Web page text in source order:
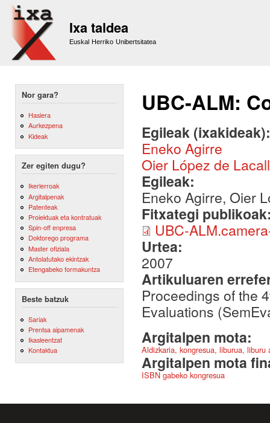
Ixa taldea
Euskal Herriko Unibertsitatea
Nor gara?
Hasiera
Aurkezpena
Kideak
Zer egiten dugu?
Ikerlerroak
Argitalpenak
Patenteak
Proiektuak eta kontratuak
Spin-off enpresa
Doktorego programa
Master ofiziala
Antolatutako ekintzak
Etengabeko formakuntza
Beste batzuk
Sariak
Prentsa aipamenak
Ikasleentzat
Kontaktua
UBC-ALM:
Egileak
Eneko Agirre
Oier López de
Egileak:
Eneko Agirre, Oier
Fitxategi
UBC-
Urtea:
2007
Artikuluaren
Proceedings of the
Evaluations
Argitalpen mota:
Aldizkaria, kongresua, liburua,
Argitalpen mota
ISBN gabeko kongresua